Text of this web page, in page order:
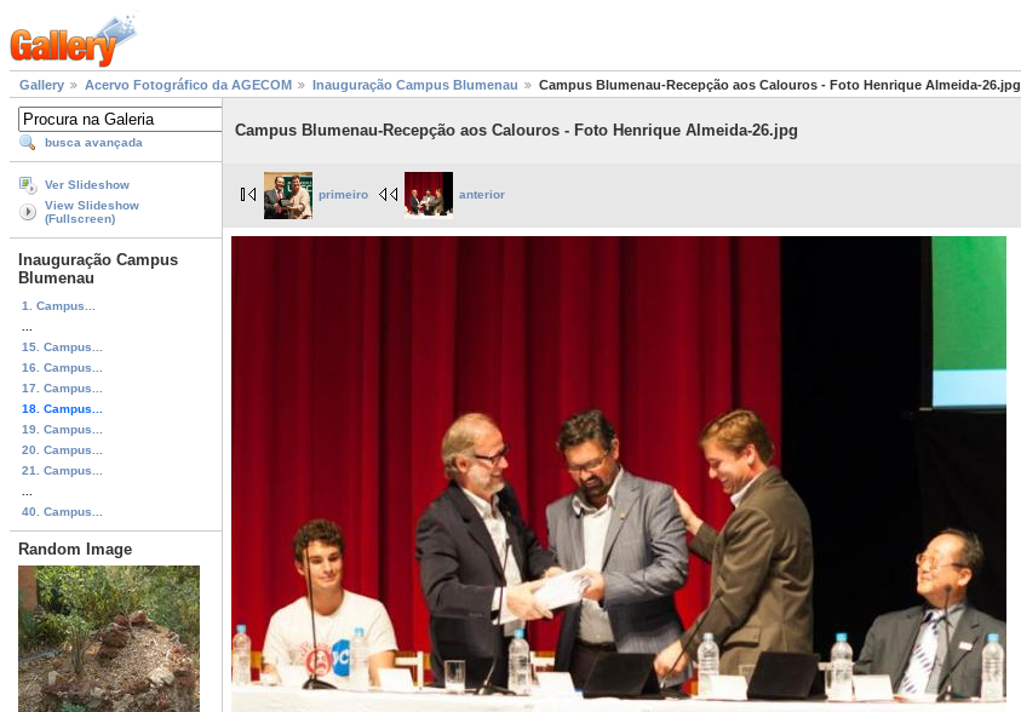
Gallery Acervo Fotográfico da AGECOM Inauguração Campus Blumenau Campus Blumenau-Recepção aos Calouros - Foto Henrique Almeida-26.jpg
busca avançada
Ver Slideshow
View Slideshow
(Fullscreen)
Inauguração Campus
Blumenau
1. Campus...
15. Campus...
16. Campus...
17. Campus...
18. Campus...
19. Campus...
20. Campus...
21. Campus...
40. Campus...
Random Image
Campus Blumenau-Recepção aos Calouros - Foto Henrique Almeida-26.jpg
primeiro anterior